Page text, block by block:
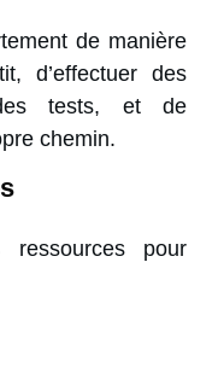
de manière
d’effectuer des
tests, et de
chemin.
ressources pour